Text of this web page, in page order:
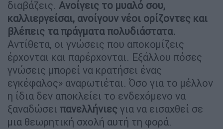
διαβάζεις. Ανοίγεις το μυαλό σου,
καλλιεργείσαι, ανοίγουν νέοι ορίζοντες και
βλέπεις τα πράγματα πολυδιάστατα.
Αντίθετα, οι γνώσεις που αποκομίζεις
έρχονται και παρέρχονται. Εξάλλου πόσες
γνώσεις μπορεί να κρατήσει ένας
εγκέφαλος» αναρωτιέται. Όσο για το μέλλον
η ίδια δεν αποκλείει το ενδεχόμενο να
ξαναδώσει πανελλήνιες για να εισαχθεί σε
μια θεωρητική σχολή αυτή τη φορά.